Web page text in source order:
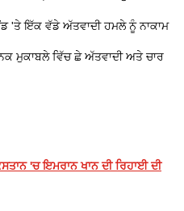
'ਤੇ ਇੱਕ ਵੱਡੇ ਅੱਤਵਾਦੀ ਹਮਲੇ ਨੂੰ ਨਾਕਾਮ
ਮੁਕਾਬਲੇ ਵਿੱਚ ਛੇ ਅੱਤਵਾਦੀ ਅਤੇ ਚਾਰ
'ਚ ਇਮਰਾਨ ਖਾਨ ਦੀ ਰਿਹਾਈ ਦੀ